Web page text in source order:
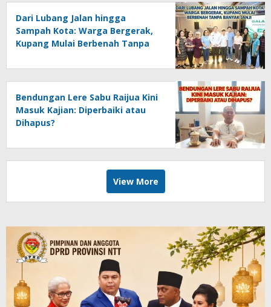
Dari Lubang Jalan hingga
Sampah Kota: Warga Bergerak,
Kupang Mulai Berbenah Tanpa
Bendungan Lere Sabu Raijua Kini
Masuk Kajian: Diperbaiki atau
Dihapus?
View More